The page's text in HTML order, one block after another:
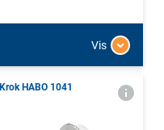
Vis
Krok HABO 1041